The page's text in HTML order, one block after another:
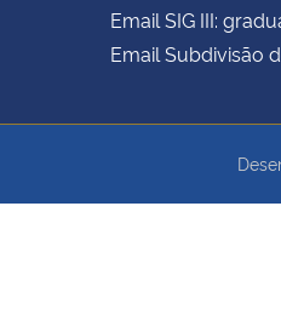
Email SIG III:
Email Subdivisão